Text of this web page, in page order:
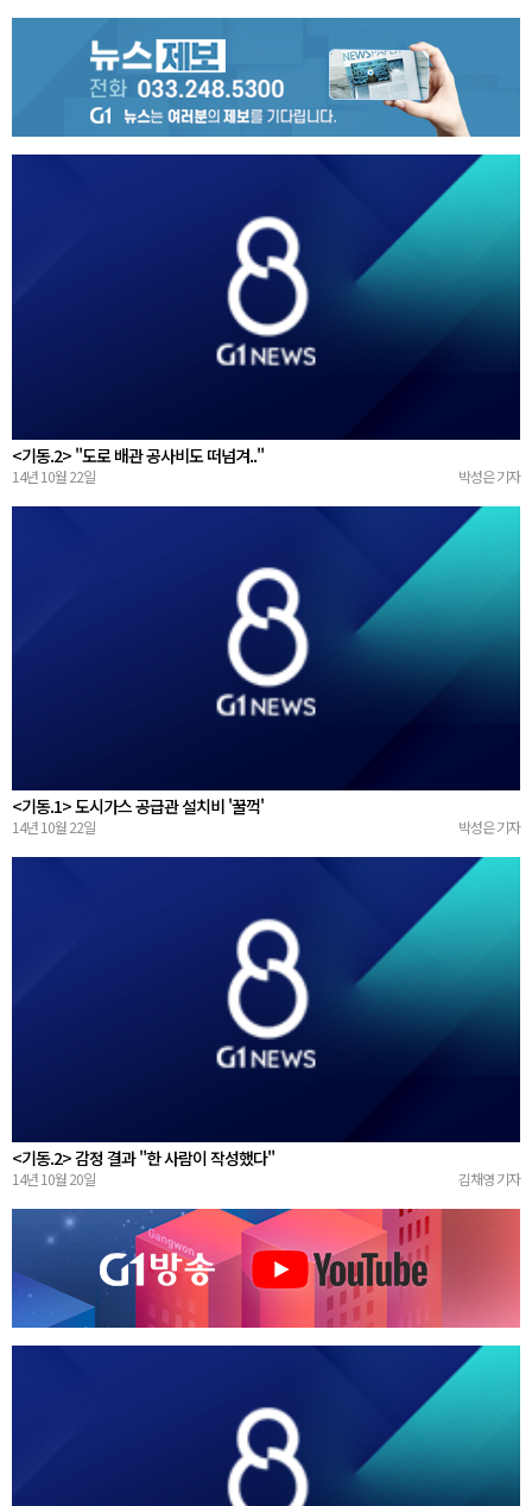
<기동.2> "도로 배관 공사비도 떠넘겨.."
14년 10월 22일 박성은 기자
<기동.1> 도시가스 공급관 설치비 '꿀꺽'
14년 10월 22일 박성은 기자
<기동.2> 감정 결과 "한 사람이 작성했다"
14년 10월 20일 김채영 기자